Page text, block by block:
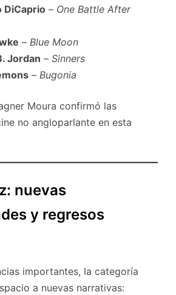
DiCaprio – One Battle After
– Blue Moon
Jordan – Sinners
– Bugonia
Moura confirmó las
no angloparlante en esta
nuevas
y regresos
importantes, la categoría
a nuevas narrativas: